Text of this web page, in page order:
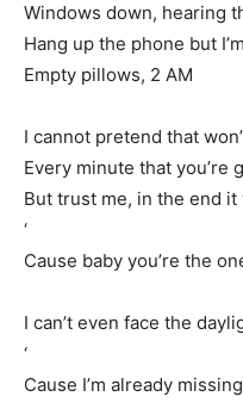
Windows down, hearing
Hang up the phone but
Empty pillows, 2 AM
I cannot pretend that
Every minute that you’re
But trust me, in the end
‘
Cause baby you’re the
I can’t even face the
‘
Cause I’m already